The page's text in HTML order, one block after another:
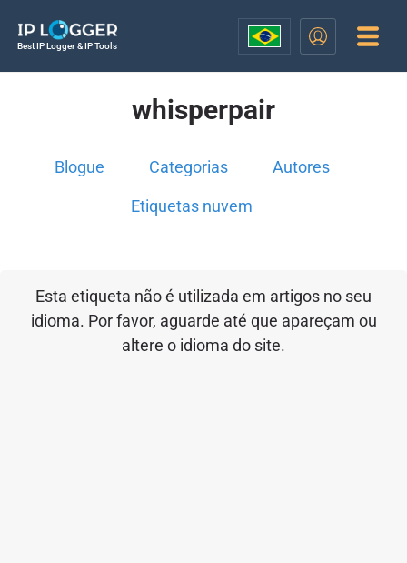
Best IP Logger & IP Tools
whisperpair
Blogue Categorias Autores
Etiquetas nuvem